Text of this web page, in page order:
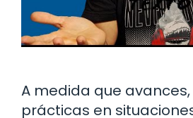
A medida que
prácticas en